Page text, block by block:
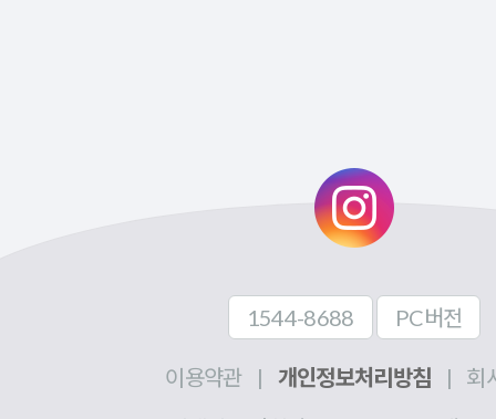
1544-8688 PC버전
이용약관 | 개인정보처리방침 |
회